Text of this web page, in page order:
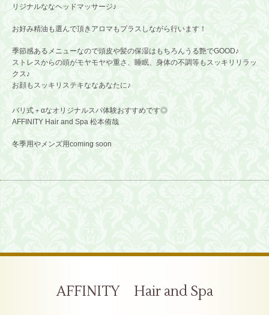
リジナルななヘッドマッサージ♪
お好み精油も選んで頂きアロマもプラスしながら行います！
季節感あるメニューなので頭皮や髪の保湿はもちろんうる艶でGOOD♪
ストレスからの頭がモヤモヤや重さ、睡眠、身体の不調等もスッキリリラッ
クス♪
お顔もスッキリステキななあなたに♪
バリ式＋αなオリジナルスパ体験おすすめです◎
AFFINITY Hair and Spa 松本侑哉
冬季用やメンズ用coming soon
AFFINITY Hair and Spa